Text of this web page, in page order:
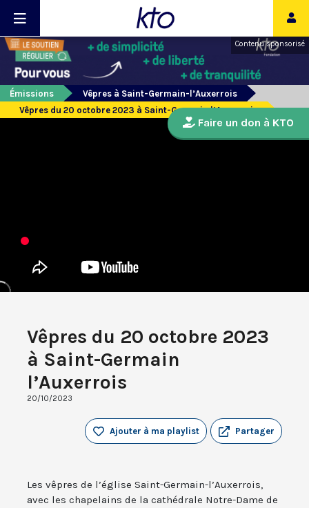
Contenu sponsorisé
Émissions
Vêpres à Saint-Germain-l’Auxerrois
Vêpres du 20 octobre 2023 à Saint-Germain l’Auxerrois
Vêpres du 20 octobre 2023
à Saint-Germain
l’Auxerrois
20/10/2023
Partager
Ajouter à ma playlist
Les vêpres de l’église Saint-Germain-l’Auxerrois,
avec les chapelains de la cathédrale Notre-Dame de
Faire un don à KTO